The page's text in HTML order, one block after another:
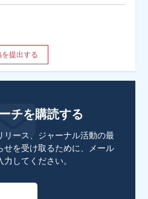
を提出する
チを購読する
リース、ジャーナル活動の最
せを受け取るために、メール
してください。